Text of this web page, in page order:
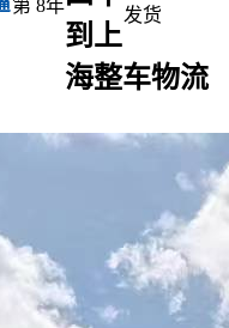
第 8年
发货
到上
海整车物流